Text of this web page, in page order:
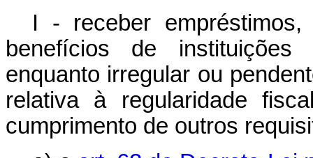
I - receber
benefícios de
enquanto irregular ou
relativa à regularidade
cumprimento de outros